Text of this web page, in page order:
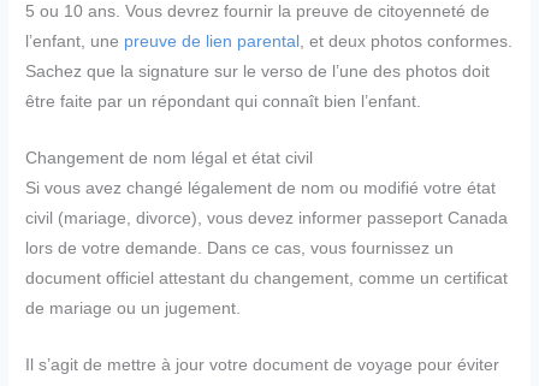
5 ou 10 ans. Vous devrez fournir la preuve de citoyenneté de
l’enfant, une preuve de lien parental
, et deux photos conformes.
Sachez que la signature sur le verso de l’une des photos doit
être faite par un répondant qui connaît bien l’enfant.
Changement de nom légal et état civil
Si vous avez changé légalement de nom ou modifié votre état
civil (mariage, divorce), vous devez informer passeport Canada
lors de votre demande. Dans ce cas, vous fournissez un
document officiel attestant du changement, comme un certificat
de mariage ou un jugement.
Il s’agit de mettre à jour votre document de voyage pour éviter